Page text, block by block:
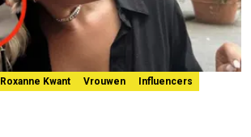
Roxanne Kwant Vrouwen Influencers